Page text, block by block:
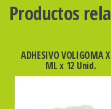
8
Productos
ADHESIVO VOLIGOMA
ML x 12 Unid.